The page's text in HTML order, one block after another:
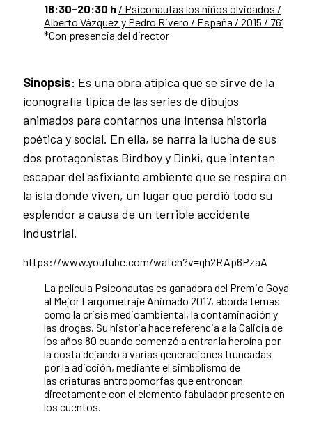
18:30-20:30 h / Psiconautas los niños olvidados /
Alberto Vázquez y Pedro Rivero / España / 2015 / 76’
*Con presencia del director
Sinopsis: Es una obra atípica que se sirve de la
iconografía típica de las series de dibujos
animados para contarnos una intensa historia
poética y social. En ella, se narra la lucha de sus
dos protagonistas Birdboy y Dinki, que intentan
escapar del asfixiante ambiente que se respira en
la isla donde viven, un lugar que perdió todo su
esplendor a causa de un terrible accidente
industrial.
https://www.youtube.com/watch?v=qh2RAp6PzaA
La película Psiconautas es ganadora del Premio Goya
al Mejor Largometraje Animado 2017, aborda temas
como la crisis medioambiental, la contaminación y
las drogas. Su historia hace referencia a la Galicia de
los años 80 cuando comenzó a entrar la heroína por
la costa dejando a varias generaciones truncadas
por la adicción, mediante el simbolismo de
las criaturas antropomorfas que entroncan
directamente con el elemento fabulador presente en
los cuentos.